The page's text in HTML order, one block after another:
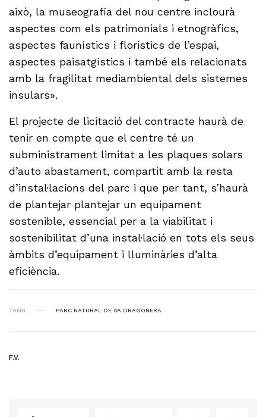
això, la museografia del nou centre inclourà
aspectes com els patrimonials i etnogràfics,
aspectes faunístics i floristics de l’espai,
aspectes paisatgístics i també els relacionats
amb la fragilitat mediambiental dels sistemes
insulars».
El projecte de licitació del contracte haurà de
tenir en compte que el centre té un
subministrament limitat a les plaques solars
d’auto abastament, compartit amb la resta
d’instal·lacions del parc i que per tant, s’haurà
de plantejar plantejar un equipament
sostenible, essencial per a la viabilitat i
sostenibilitat d’una instal·lació en tots els seus
àmbits d’equipament i lluminàries d’alta
eficiència.
TAGS PARC NATURAL DE SA DRAGONERA
F.V.